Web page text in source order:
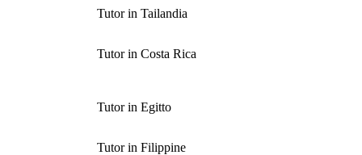
Tutor in Tailandia
Tutor in Costa Rica
Tutor in Egitto
Tutor in Filippine